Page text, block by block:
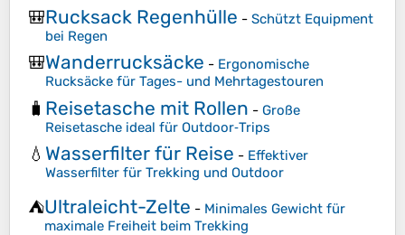
🎒Rucksack Regenhülle - Schützt Equipment
bei Regen
🎒Wanderrucksäcke - Ergonomische
Rucksäcke für Tages- und Mehrtagestouren
🧳 Reisetasche mit Rollen - Große
Reisetasche ideal für Outdoor‑Trips
💧 Wasserfilter für Reise - Effektiver
Wasserfilter für Trekking und Outdoor
⛺Ultraleicht-Zelte - Minimales Gewicht für
maximale Freiheit beim Trekking